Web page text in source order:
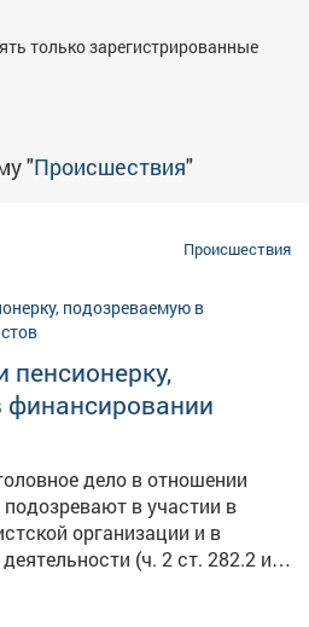
только зарегистрированные
"Происшествия"
Происшествия
дело в отношении
в участии в
организации и в
(ч. 2 ст. 282.2 и
2023 года женщина